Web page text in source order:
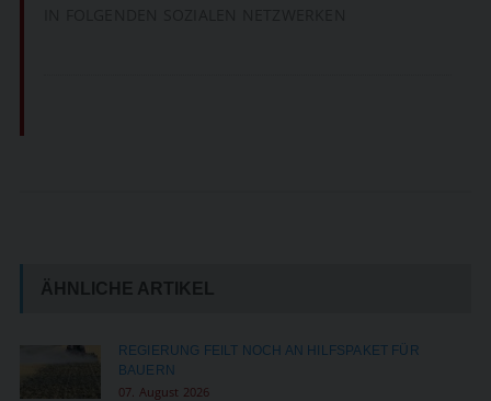
ÄHNLICHE ARTIKEL
REGIERUNG FEILT NOCH AN HILFSPAKET FÜR
BAUERN
07. August 2026